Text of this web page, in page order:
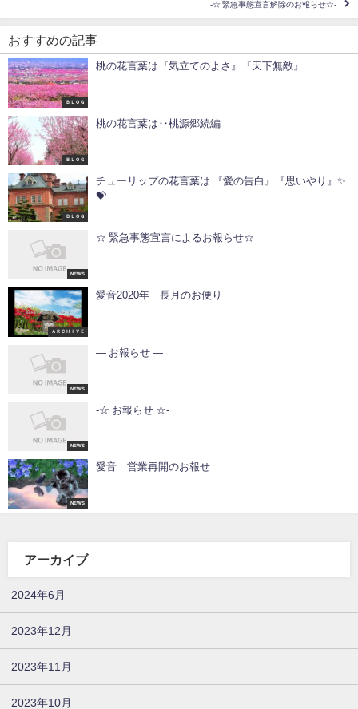
-☆ 緊急事態宣言解除のお報らせ☆-
おすすめの記事
ＢＬＯＧ
桃の花言葉は『気立てのよさ』『天下無敵』
ＢＬＯＧ
桃の花言葉は‥桃源郷続編
ＢＬＯＧ
チューリップの花言葉は 『愛の告白』『思いやり』✨
💝
NEWS
☆ 緊急事態宣言によるお報らせ☆
ＡＲＣＨＩＶＥ
愛音2020年 長月のお便り
NEWS
— お報らせ —
NEWS
-☆ お報らせ ☆-
NEWS
愛音 営業再開のお報せ
アーカイブ
2024年6月
2023年12月
2023年11月
2023年10月